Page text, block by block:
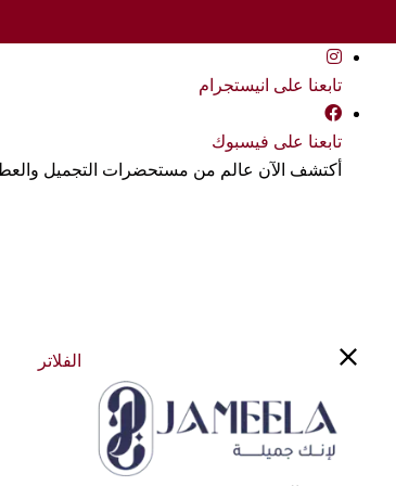
تابعنا على انيستجرام
تابعنا على فيسبوك
أكتشف الآن عالم من مستحضرات التجميل
الفلاتر